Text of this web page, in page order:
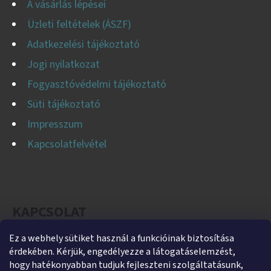
Ez a webhely sütiket használ a funkcióinak biztosítása
érdekében. Kérjük, engedélyezze a látogatáselemzést,
hogy hatékonyabban tudjuk fejleszteni szolgáltatásunk,
A vásárlás lépései
Üzleti feltételek (ÁSZF)
Adatkezelési tájékoztató
Jogi nyilatkozat
Fogyasztóvédelmi tájékoztató
Süti tájékoztató
Impresszum
Kapcsolatfelvétel
helti@helti.hu
+3679450894